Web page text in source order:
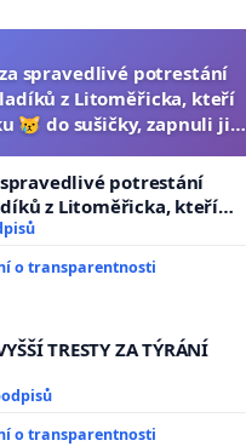
spravedlivé potrestání
z Litoměřicka, kteří
😿 do sušičky, zapnuli ji a
spravedlivé potrestání
z Litoměřicka, kteří
😿 do sušičky, zapnuli ji a
o transparentnosti
TRESTY ZA TÝRÁNÍ
o transparentnosti